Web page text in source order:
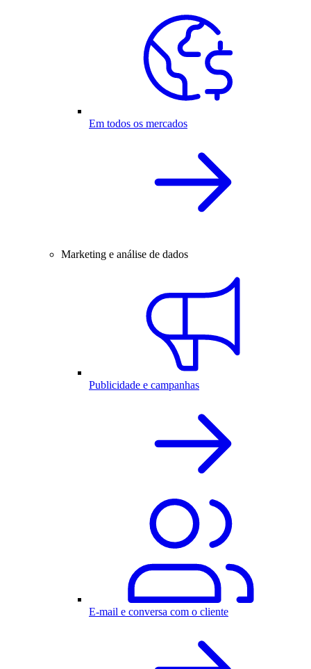
Em todos os mercados
Marketing e análise de dados
Publicidade e campanhas
E-mail e conversa com o cliente